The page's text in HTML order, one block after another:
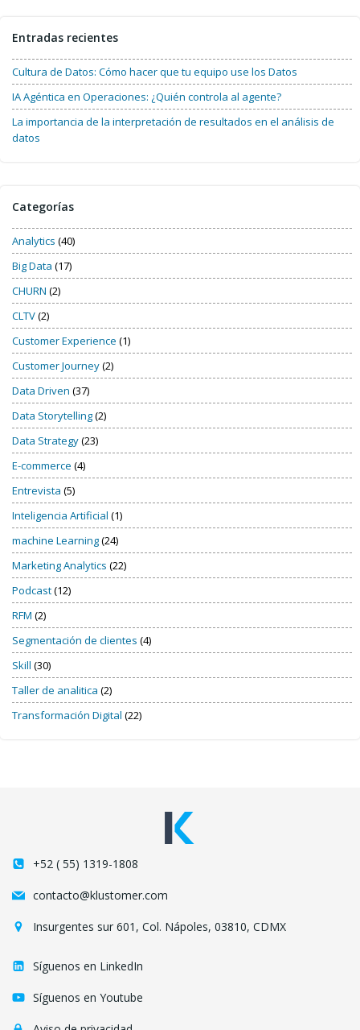
Entradas recientes
Cultura de Datos: Cómo hacer que tu equipo use los Datos
IA Agéntica en Operaciones: ¿Quién controla al agente?
La importancia de la interpretación de resultados en el análisis de
datos
Categorías
Analytics (40)
Big Data (17)
CHURN (2)
CLTV(2)
Customer Experience (1)
Customer Journey(2)
Data Driven (37)
Data Storytelling(2)
Data Strategy(23)
E-commerce (4)
Entrevista (5)
Inteligencia Artificial (1)
machine Learning(24)
Marketing Analytics (22)
Podcast(12)
RFM (2)
Segmentación de clientes (4)
Skill (30)
Taller de analitica (2)
Transformación Digital (22)
Síguenos en LinkedIn
Síguenos en Youtube
+52 ( 55) 1319-1808
contacto@klustomer.com
Insurgentes sur 601, Col. Nápoles, 03810, CDMX